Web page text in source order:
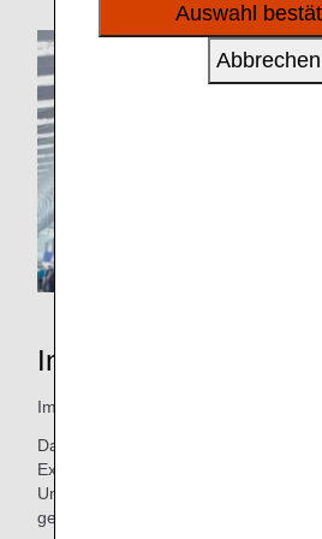
Inspiration JAPANS
Immer aufrichtig, immer bescheiden
Das ist das Versprechen von ANA.
Exzellenz und Zusammenarbeit
Umständen einen sicheren und
gewährleisten.
Auswahl
Abbrechen